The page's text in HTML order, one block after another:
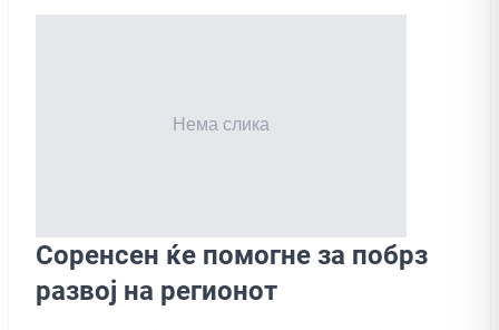
Соренсен ќе помогне за побрз
развој на регионот